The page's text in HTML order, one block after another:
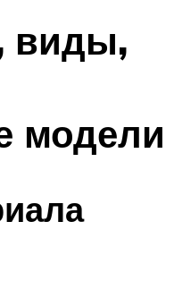
виды,
модели